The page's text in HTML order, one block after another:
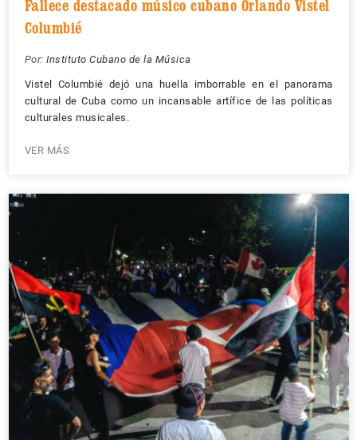
Fallece destacado músico cubano Orlando Vistel
Columbié
Por: Instituto Cubano de la Música
Vistel Columbié dejó una huella imborrable en el panorama
cultural de Cuba como un incansable artífice de las políticas
culturales musicales.
VER MÁS